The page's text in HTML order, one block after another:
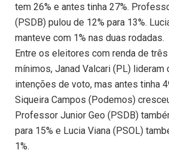
tem 26% e antes tinha 27%.
(PSDB) pulou de 12% para 13%.
manteve com 1% nas duas rodadas.
Entre os eleitores com renda de
mínimos, Janad Valcari (PL) lideram
intenções de voto, mas antes tinha
Siqueira Campos (Podemos)
Professor Junior Geo (PSDB)
para 15% e Lucia Viana (PSOL)
1%.